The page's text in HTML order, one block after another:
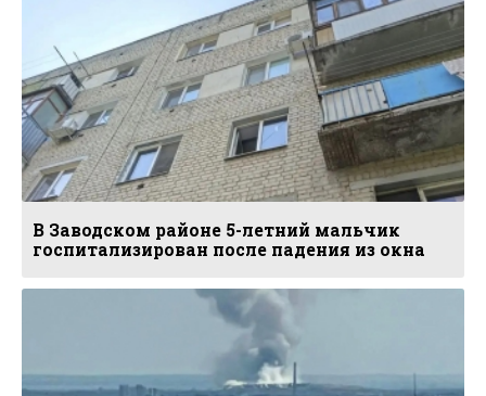
В Заводском районе 5-летний мальчик
госпитализирован после падения из окна